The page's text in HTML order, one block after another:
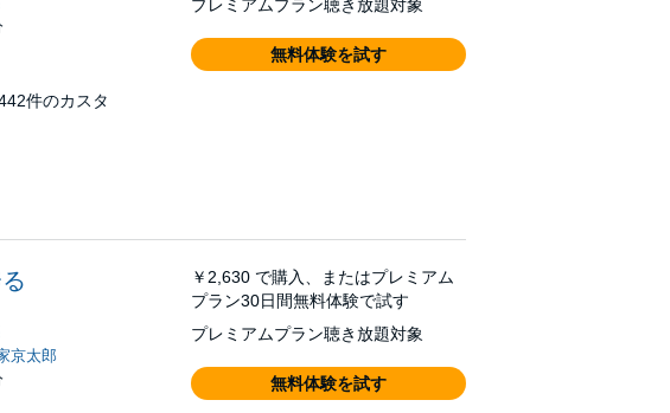
件のカスタ
プレミアムプラン聴き放題対象
無料体験を試す
京太郎
￥2,630 で購入、またはプレミアム
プラン30日間無料体験で試す
プレミアムプラン聴き放題対象
無料体験を試す